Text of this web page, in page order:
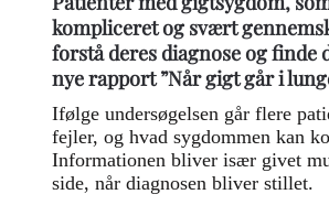
kompliceret og svært
forstå deres diagnose og
nye rapport ”Når gigt går i
Ifølge undersøgelsen går flere
fejler, og hvad sygdommen kan
Informationen bliver især givet
side, når diagnosen bliver stillet.